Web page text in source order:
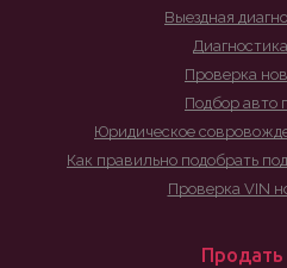
Выездная
Проверка
Подбор авто
Юридическое
Как правильно подобрать
Проверка VIN
Продать